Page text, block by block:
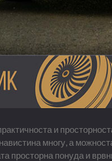
и
многу, а
просторна понуда и